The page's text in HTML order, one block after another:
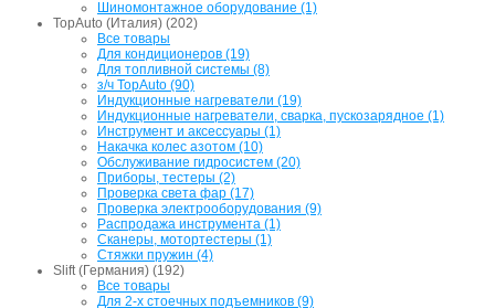
Шиномонтажное оборудование (1)
TopAuto (Италия) (202)
Все товары
Для кондиционеров (19)
Для топливной системы (8)
з/ч TopAuto (90)
Индукционные нагреватели (19)
Индукционные нагреватели, сварка, пускозарядное (1)
Инструмент и аксессуары (1)
Накачка колес азотом (10)
Обслуживание гидросистем (20)
Приборы, тестеры (2)
Проверка света фар (17)
Проверка электрооборудования (9)
Распродажа инструмента (1)
Сканеры, мотортестеры (1)
Стяжки пружин (4)
Slift (Германия) (192)
Все товары
Для 2-х стоечных подъемников (9)